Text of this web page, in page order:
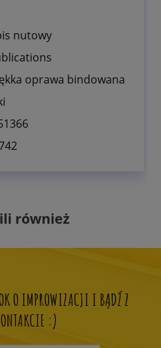
nutowy
oprawa bindowana
również
O IMPROWIZACJI I BĄDŹ Z
:)